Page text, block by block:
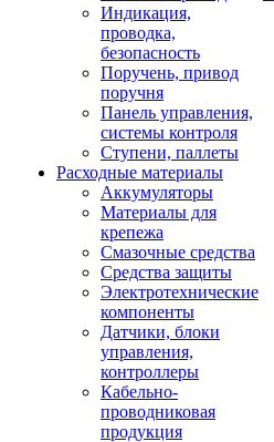
Индикация,
проводка,
безопасность
Поручень, привод
поручня
Панель управления,
системы контроля
Ступени, паллеты
Расходные материалы
Аккумуляторы
Материалы для
крепежа
Смазочные средства
Средства защиты
Электротехнические
компоненты
Датчики, блоки
управления,
контроллеры
Кабельно-
проводниковая
продукция